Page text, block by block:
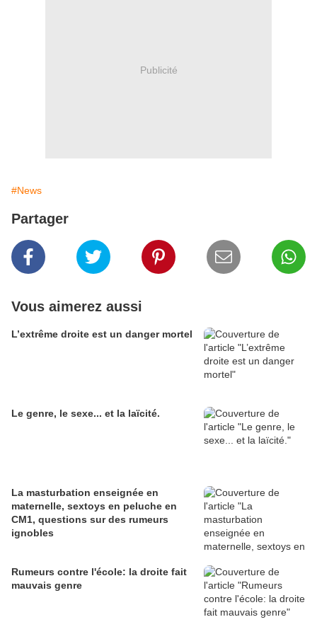
Publicité
#News
Partager
Vous aimerez aussi
L’extrême droite est un danger mortel
Le genre, le sexe... et la laïcité.
La masturbation enseignée en
maternelle, sextoys en peluche en
CM1, questions sur des rumeurs
ignobles
Rumeurs contre l'école: la droite fait
mauvais genre